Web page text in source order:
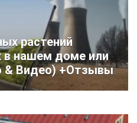
растений
нашем доме или
& Видео) +Отзывы